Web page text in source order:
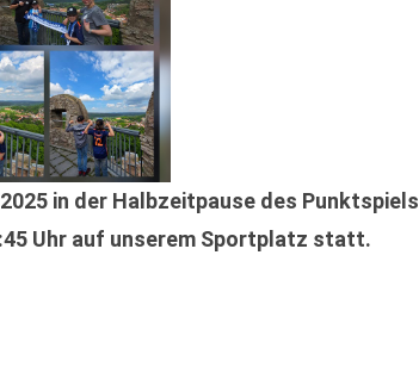
in der Halbzeitpause des Punktspiels
Uhr auf unserem Sportplatz statt.